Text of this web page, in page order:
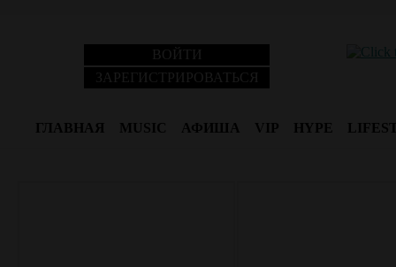
ВОЙТИ
ЗАРЕГИСТРИРОВАТЬСЯ
ГЛАВНАЯ MUSIC АФИША VIP HYPE